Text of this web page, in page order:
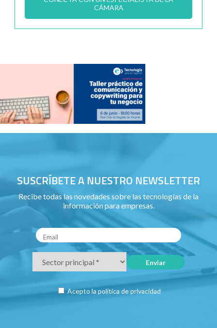
CÁMARA
SUSCRÍBETE A NUESTRO NEWSLETTER
Recibe todas las novedades sobre las tecnologías de la
información para empresas.
Acepto la política de privacidad